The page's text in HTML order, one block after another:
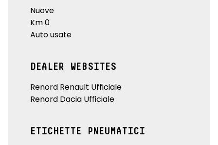
Nuove
Km 0
Auto usate
DEALER WEBSITES
Renord Renault Ufficiale
Renord Dacia Ufficiale
ETICHETTE PNEUMATICI